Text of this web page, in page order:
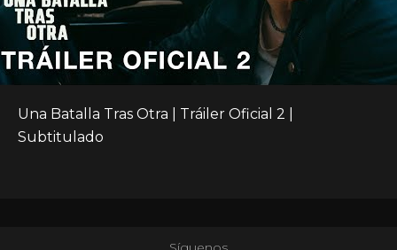
Una Batalla Tras Otra | Tráiler Oficial 2 |
Subtitulado